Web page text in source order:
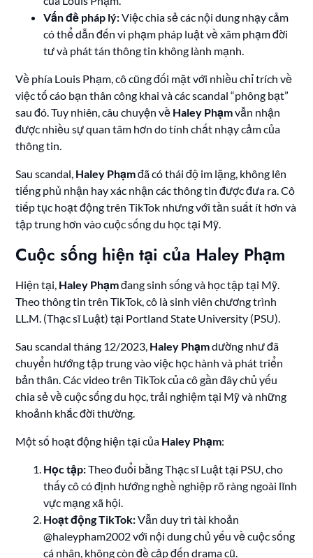
Vấn đề pháp lý:Việc chia sẻ các nội dung nhạy cảm
có thể dẫn đến vi phạm pháp luật về xâm phạm đời
tư và phát tán thông tin không lành mạnh.
Về phía Louis Phạm, cô cũng đối mặt với nhiều chỉ trích về
việc tố cáo bạn thân công khai và các scandal “phông bạt”
sau đó. Tuy nhiên, câu chuyện về Haley Phạmvẫn nhận
được nhiều sự quan tâm hơn do tính chất nhạy cảm của
thông tin.
Sau scandal, Haley Phạmđã có thái độ im lặng, không lên
tiếng phủ nhận hay xác nhận các thông tin được đưa ra. Cô
tiếp tục hoạt động trên TikTok nhưng với tần suất ít hơn và
tập trung hơn vào cuộc sống du học tại Mỹ.
Cuộc sống hiện tại của Haley Phạm
Hiện tại, Haley Phạmđang sinh sống và học tập tại Mỹ.
Theo thông tin trên TikTok, cô là sinh viên chương trình
LL.M. (Thạc sĩ Luật) tại Portland State University (PSU).
Sau scandal tháng 12/2023, Haley Phạmdường như đã
chuyển hướng tập trung vào việc học hành và phát triển
bản thân. Các video trên TikTok của cô gần đây chủ yếu
chia sẻ về cuộc sống du học, trải nghiệm tại Mỹ và những
khoảnh khắc đời thường.
Một số hoạt động hiện tại của Haley Phạm:
Học tập:Theo đuổi bằng Thạc sĩ Luật tại PSU, cho
thấy cô có định hướng nghề nghiệp rõ ràng ngoài lĩnh
vực mạng xã hội.
Hoạt động TikTok:Vẫn duy trì tài khoản
@haleypham2002 với nội dung chủ yếu về cuộc sống
cá nhân, không còn đề cập đến drama cũ.